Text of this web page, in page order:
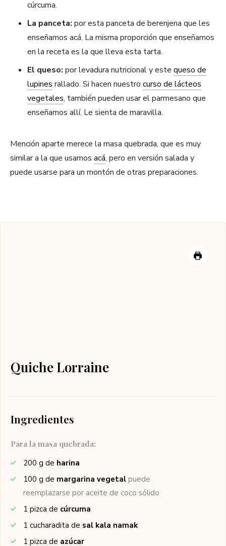
cúrcuma.
La panceta: por esta panceta de berenjena que les
enseñamos acá. La misma proporción que enseñamos
en la receta es la que lleva esta tarta.
El queso: por levadura nutricional y este queso de
lupines rallado. Si hacen nuestro curso de lácteos
vegetales, también pueden usar el parmesano que
enseñamos allí. Le sienta de maravilla.
Mención aparte merece la masa quebrada, que es muy
similar a la que usamos acá, pero en versión salada y
puede usarse para un montón de otras preparaciones.
Quiche Lorraine
Ingredientes
Para la masa quebrada:
200 g de harina
100 g de margarina vegetal puede
reemplazarse por aceite de coco sólido
1 pizca de cúrcuma
1 cucharadita de sal kala namak
1 pizca de azúcar